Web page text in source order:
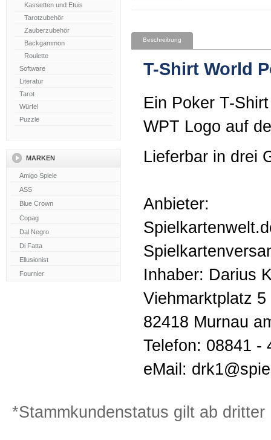
Kassetten und Etuis
Tarotzubehör
Zauberzubehör
Backgammon
Roulette
Software
Literatur
Tarot
Würfel
Puzzle
MARKEN
Beschreibung
T-Shirt World
Ein Poker T-
WPT Logo auf
Lieferbar in drei
Anbieter:
Inhaber: Darius
Viehmarktplatz 5
82418 Murnau
Telefon: 08841 -
eMail:
*Stammkundenstatus gilt ab dritter